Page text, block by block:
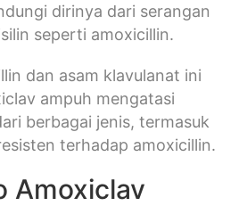
dirinya dari serangan
seperti amoxicillin.
dan asam klavulanat ini
ampuh mengatasi
berbagai jenis, termasuk
terhadap amoxicillin.
Amoxiclav